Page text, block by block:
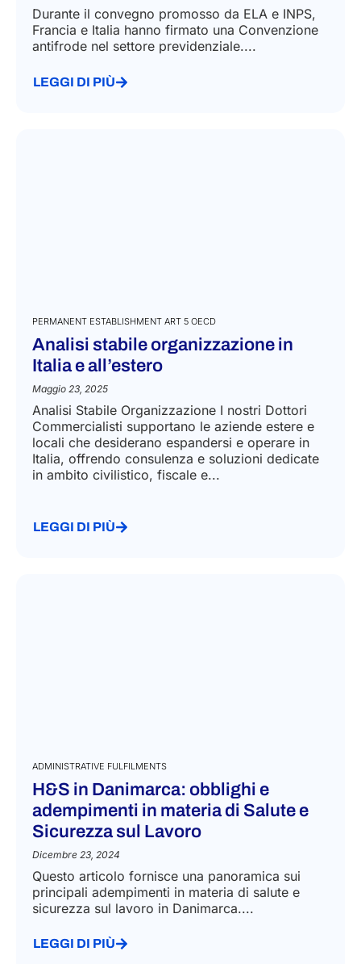
Durante il convegno promosso da ELA e INPS,
Francia e Italia hanno firmato una Convenzione
antifrode nel settore previdenziale....
LEGGI DI PIÙ
PERMANENT ESTABLISHMENT ART 5 OECD
Analisi stabile organizzazione in
Italia e all’estero
Maggio 23, 2025
Analisi Stabile Organizzazione I nostri Dottori
Commercialisti supportano le aziende estere e
locali che desiderano espandersi e operare in
Italia, offrendo consulenza e soluzioni dedicate
in ambito civilistico, fiscale e...
LEGGI DI PIÙ
ADMINISTRATIVE FULFILMENTS
H&S in Danimarca: obblighi e
adempimenti in materia di Salute e
Sicurezza sul Lavoro
Dicembre 23, 2024
Questo articolo fornisce una panoramica sui
principali adempimenti in materia di salute e
sicurezza sul lavoro in Danimarca....
LEGGI DI PIÙ